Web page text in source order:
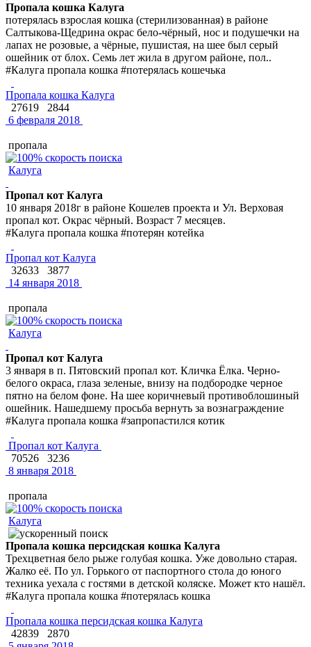
Пропала кошка Калуга
потерялась взрослая кошка (стерилизованная) в районе
Салтыкова-Щедрина окрас бело-чёрный, нос и подушечки на
лапах не розовые, а чёрные, пушистая, на шее был серый
ошейник от блох. Семь лет жила в другом районе, пол..
#Калуга пропала кошка #потерялась кошечька
Пропала кошка Калуга
27619
2844
6 февраля 2018
пропала
Калуга
Пропал кот Калуга
10 января 2018г в районе Кошелев проекта и Ул. Верховая
пропал кот. Окрас чёрный. Возраст 7 месяцев.
#Калуга пропала кошка #потерян котейка
Пропал кот Калуга
32633
3877
14 января 2018
пропала
Калуга
Пропал кот Калуга
3 января в п. Пятовский пропал кот. Кличка Ёлка. Черно-
белого окраса, глаза зеленые, внизу на подбородке черное
пятно на белом фоне. На шее коричневый противоблошиный
ошейник. Нашедшему просьба вернуть за вознаграждение
#Калуга пропала кошка #запропастился котик
Пропал кот Калуга
70526
3236
8 января 2018
пропала
Калуга
Пропала кошка персидская кошка Калуга
Трехцветная бело рыже голубая кошка. Уже довольно старая.
Жалко её. По ул. Горького от паспортного стола до юного
техника уехала с гостями в детской коляске. Может кто нашёл.
#Калуга пропала кошка #потерялась кошка
Пропала кошка персидская кошка Калуга
42839
2870